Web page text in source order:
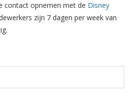
contact opnemen met de Disney
zijn 7 dagen per week van